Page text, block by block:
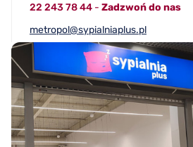
22 243 78 44 - Zadzwoń do nas
metropol@sypialniaplus.pl